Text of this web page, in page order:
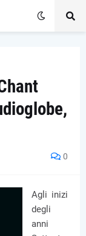
0
Agli inizi
degli
anni